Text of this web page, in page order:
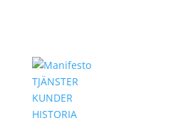
TJÄNSTER
KUNDER
HISTORIA